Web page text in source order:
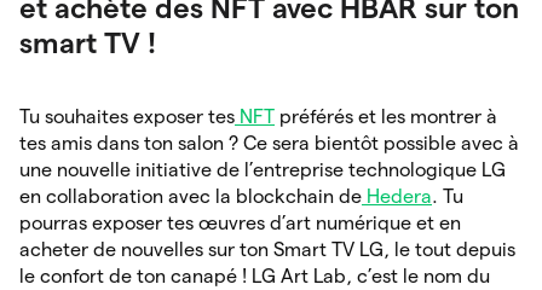
et achète des NFT avec HBAR sur ton
smart TV !
Tu souhaites exposer tes NFT préférés et les montrer à
tes amis dans ton salon ? Ce sera bientôt possible avec à
une nouvelle initiative de l’entreprise technologique LG
en collaboration avec la blockchain de Hedera. Tu
pourras exposer tes œuvres d’art numérique et en
acheter de nouvelles sur ton Smart TV LG, le tout depuis
le confort de ton canapé ! LG Art Lab, c’est le nom du